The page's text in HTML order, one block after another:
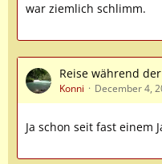
war ziemlich schlimm.
Reise während
Konni December 4,
Ja schon seit fast einem